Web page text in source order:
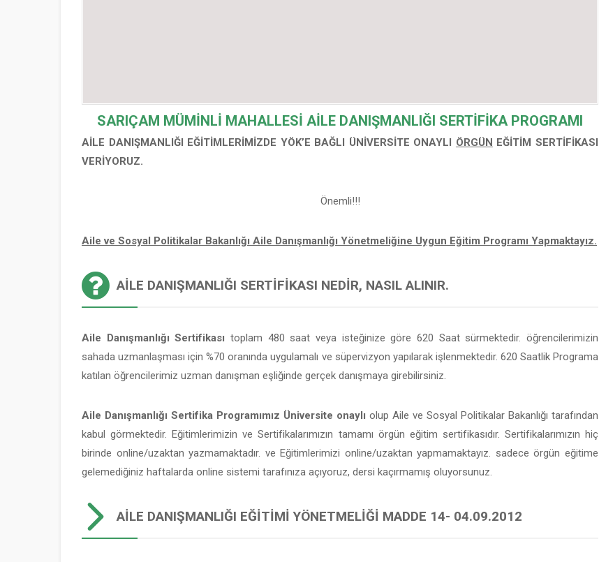
SARIÇAM MÜMİNLİ MAHALLESİ AİLE DANIŞMANLIĞI SERTİFİKA PROGRAMI
AİLE DANIŞMANLIĞI EĞİTİMLERİMİZDE YÖK’E BAĞLI ÜNİVERSİTE ONAYLI ÖRGÜN EĞİTİM SERTİFİKASI
VERİYORUZ.
Önemli!!!
Aile ve Sosyal Politikalar Bakanlığı Aile Danışmanlığı Yönetmeliğine Uygun Eğitim Programı Yapmaktayız.
AILE DANIŞMANLIĞI SERTIFIKASI NEDIR, NASIL ALINIR.
Aile Danışmanlığı Sertifikası toplam 480 saat veya isteğinize göre 620 Saat sürmektedir. öğrencilerimizin
sahada uzmanlaşması için %70 oranında uygulamalı ve süpervizyon yapılarak işlenmektedir. 620 Saatlik Programa
katılan öğrencilerimiz uzman danışman eşliğinde gerçek danışmaya girebilirsiniz.
Aile Danışmanlığı Sertifika Programımız Üniversite onaylı olup Aile ve Sosyal Politikalar Bakanlığı tarafından
kabul görmektedir. Eğitimlerimizin ve Sertifikalarımızın tamamı örgün eğitim sertifikasıdır. Sertifikalarımızın hiç
birinde online/uzaktan yazmamaktadır. ve Eğitimlerimizi online/uzaktan yapmamaktayız. sadece örgün eğitime
gelemediğiniz haftalarda online sistemi tarafınıza açıyoruz, dersi kaçırmamış oluyorsunuz.
AILE DANIŞMANLIĞI EĞITIMI YÖNETMELIĞI MADDE 14- 04.09.2012